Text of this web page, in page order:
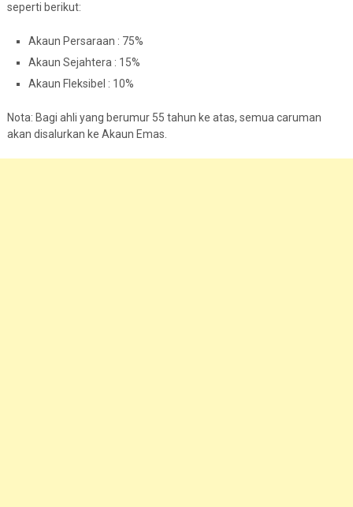
seperti berikut:
Akaun Persaraan : 75%
Akaun Sejahtera : 15%
Akaun Fleksibel : 10%
Nota: Bagi ahli yang berumur 55 tahun ke atas, semua caruman
akan disalurkan ke Akaun Emas.